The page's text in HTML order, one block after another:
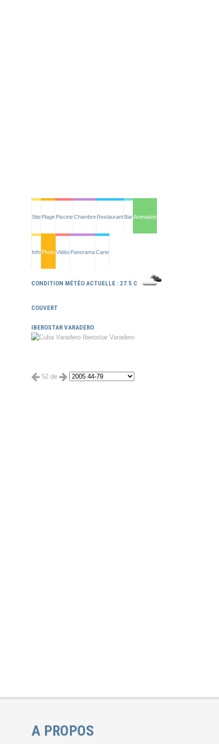
Site Plage PiscineChambre Restaurant BarAnimation
Info PhotoVidéo PanoramaCarte
CONDITION MÉTÉO ACTUELLE : 27.5 C
COUVERT
IBEROSTAR VARADERO
52 de
A PROPOS